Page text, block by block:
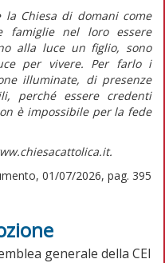
la Chiesa di domani come
famiglie nel loro essere
alla luceun figlio, sono
per vivere. Per farlo i
illuminate, di presenze
perché essere credenti
è impossibile per la fede
01/07/2026, pag. 395
generale della CEI